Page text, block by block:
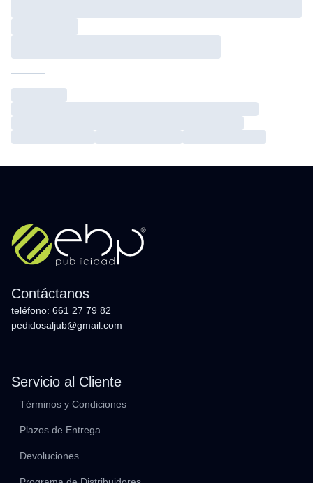
Contáctanos
teléfono: 661 27 79 82
pedidosaljub@gmail.com
Servicio al Cliente
Términos y Condiciones
Plazos de Entrega
Devoluciones